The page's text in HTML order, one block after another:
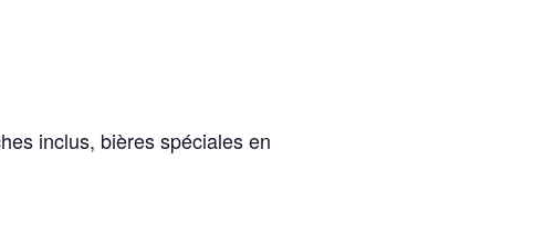
inclus, bières spéciales en